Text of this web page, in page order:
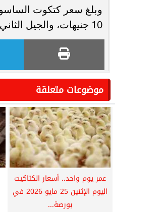
10 جنيهات، والجيل الثاني 10 جنيهات، والروزي بيور 10 جنيهات.
موضوعات متعلقة
عمر يوم واحد.. أسعار الكتاكيت
اليوم الإثنين 25 مايو 2026 في
بورصة...